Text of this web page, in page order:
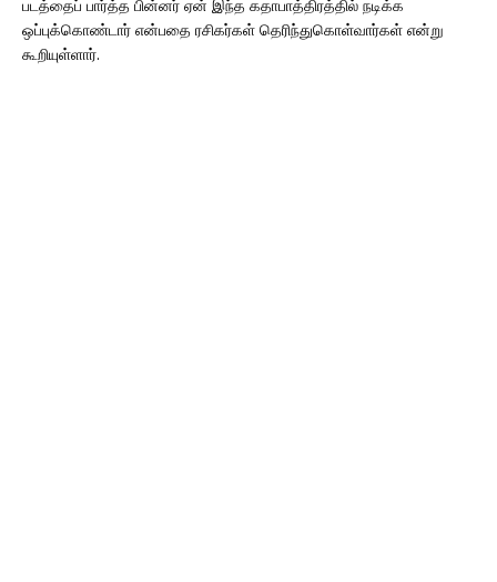
படத்தைப் பார்த்த பின்னர் ஏன் இந்த கதாபாத்திரத்தில் நடிக்க
ஒப்புக்கொண்டார் என்பதை ரசிகர்கள் தெரிந்துகொள்வார்கள் என்று
கூறியுள்ளார்.